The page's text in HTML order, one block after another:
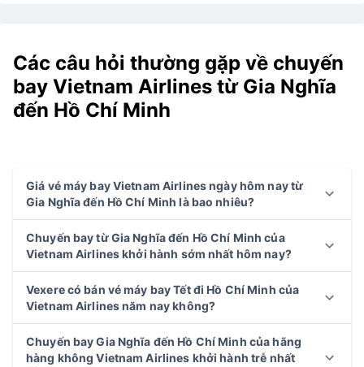
Các câu hỏi thường gặp về chuyến
bay Vietnam Airlines từ Gia Nghĩa
đến Hồ Chí Minh
Giá vé máy bay Vietnam Airlines ngày hôm nay từ
Gia Nghĩa đến Hồ Chí Minh là bao nhiêu?
Chuyến bay từ Gia Nghĩa đến Hồ Chí Minh của
Vietnam Airlines khởi hành sớm nhất hôm nay?
Vexere có bán vé máy bay Tết đi Hồ Chí Minh của
Vietnam Airlines năm nay không?
Chuyến bay Gia Nghĩa đến Hồ Chí Minh của hãng
hàng không Vietnam Airlines khởi hành trễ nhất